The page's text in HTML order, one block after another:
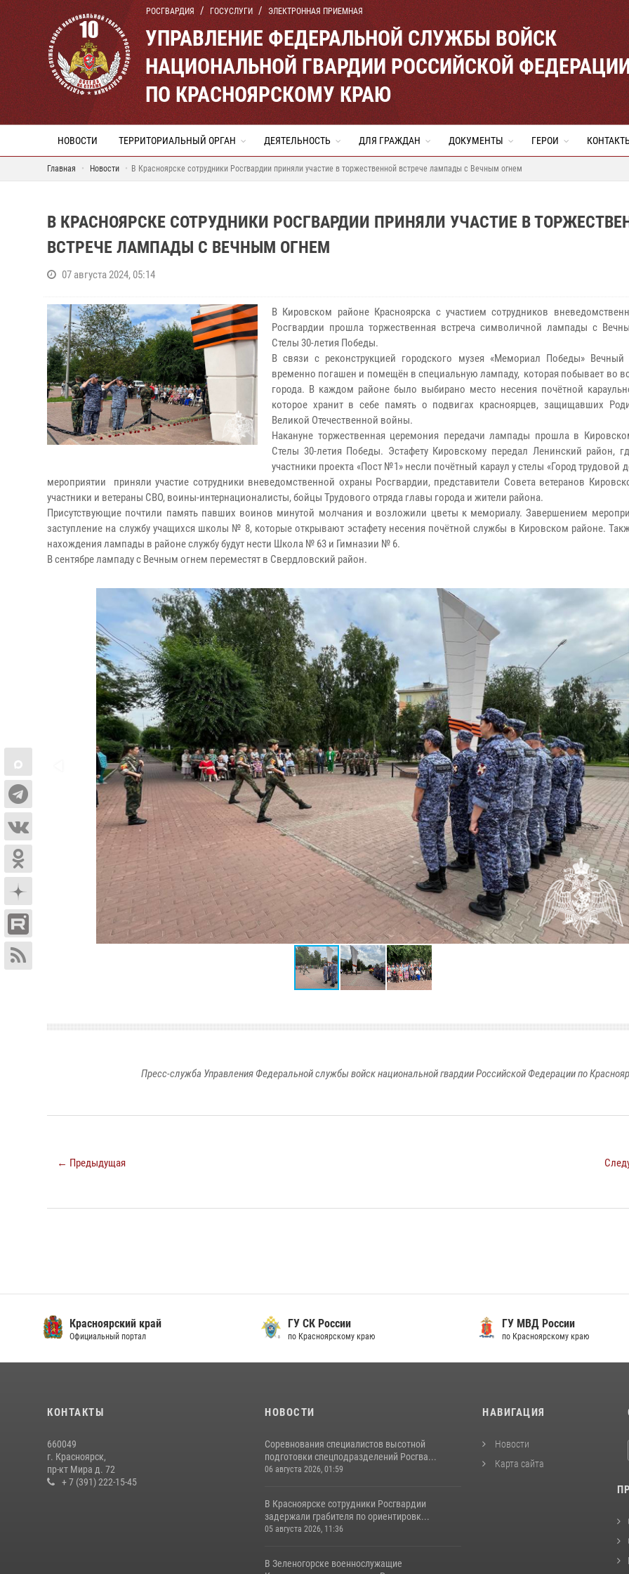
РОСГВАРДИЯ ГОСУСЛУГИ ЭЛЕКТРОННАЯ ПРИЕМНАЯ
УПРАВЛЕНИЕ ФЕДЕРАЛЬНОЙ СЛУЖБЫ ВОЙСК
НАЦИОНАЛЬНОЙ ГВАРДИИ РОССИЙСКОЙ
ПО КРАСНОЯРСКОМУ КРАЮ
НОВОСТИ ТЕРРИТОРИАЛЬНЫЙ ОРГАН ДЕЯТЕЛЬНОСТЬ ДЛЯ ГРАЖДАН ДОКУМЕНТЫ ГЕРОИ
Главная Новости В Красноярске сотрудники Росгвардии приняли участие в торжественной встрече лампады с Вечным огнем
В КРАСНОЯРСКЕ СОТРУДНИКИ РОСГВАРДИИ ПРИНЯЛИ УЧАСТИЕ В
ВСТРЕЧЕ ЛАМПАДЫ С ВЕЧНЫМ ОГНЕМ
07 августа 2024, 05:14
В Кировском районе Красноярска с участием сотрудников
Росгвардии прошла торжественная встреча символичной лампады с
Стелы 30-летия Победы.
В связи с реконструкцией городского музея «Мемориал Победы»
временно погашен и помещён в специальную лампаду, которая побывает во
города. В каждом районе было выбирано место несения почётной
которое хранит в себе память о подвигах красноярцев, защищавших
Великой Отечественной войны.
Накануне торжественная церемония передачи лампады прошла в
Стелы 30-летия Победы. Эстафету Кировскому передал Ленинский район,
участники проекта «Пост №1» несли почётный караул у стелы «Город трудовой
мероприятии приняли участие сотрудники вневедомственной охраны Росгвардии, представители Совета ветеранов
участники и ветераны СВО, воины-интернационалисты, бойцы Трудового отряда главы города и жители района.
Присутствующие почтили память павших воинов минутой молчания и возложили цветы к мемориалу. Завершением
заступление на службу учащихся школы № 8, которые открывают эстафету несения почётной службы в Кировском районе.
нахождения лампады в районе службу будут нести Школа № 63 и Гимназии № 6.
В сентябре лампаду с Вечным огнем переместят в Свердловский район.
Пресс-служба Управления Федеральной службы войск национальной гвардии Российской Федерации по
← Предыдущая
Красноярский край
Официальный портал
ГУ СК России
по Красноярскому краю
ГУ МВД России
по Красноярскому краю
КОНТАКТЫ
660049
г. Красноярск,
пр-кт Мира д. 72
+ 7 (391) 222-15-45
НОВОСТИ
Соревнования специалистов высотной
подготовки спецподразделений Росгва...
06 августа 2026, 01:59
В Красноярске сотрудники Росгвардии
задержали грабителя по ориентировк...
05 августа 2026, 11:36
В Зеленогорске военнослужащие
НАВИГАЦИЯ
Новости
Карта сайта